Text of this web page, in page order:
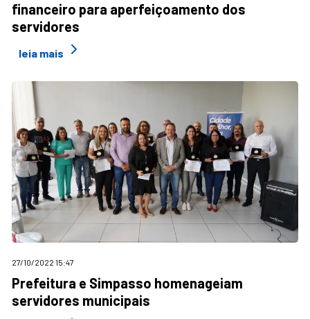
financeiro para aperfeiçoamento dos
servidores
leia mais
27/10/2022 15:47
Prefeitura e Simpasso homenageiam
servidores municipais